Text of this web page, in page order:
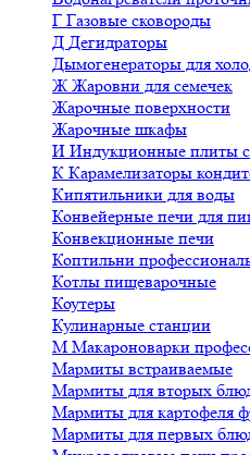
Г Газовые сковороды
Д Дегидраторы
Дымогенераторы для
ЖЖаровни для семечек
Жарочные поверхности
Жарочные шкафы
И Индукционные плиты
К Карамелизаторы
Кипятильники для воды
Конвейерные печи для
Конвекционные печи
Коптильни
Котлы пищеварочные
Коутеры
Кулинарные станции
М Макароноварки
Мармиты встраиваемые
Мармиты для вторых
Мармиты для картофеля
Мармиты для первых